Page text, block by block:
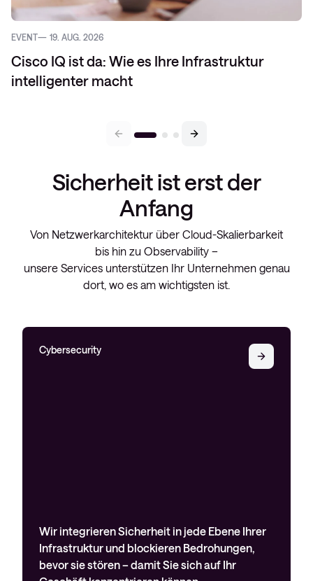
EVENT 19. AUG. 2026
Cisco IQ ist da: Wie es Ihre Infrastruktur
intelligenter macht
Sicherheit ist erst der
Anfang
Von Netzwerkarchitektur über Cloud-Skalierbarkeit
bis hin zu Observability –
unsere Services unterstützen Ihr Unternehmen genau
dort, wo es am wichtigsten ist.
Cybersecurity
Wir integrieren Sicherheit in jede Ebene Ihrer
Infrastruktur und blockieren Bedrohungen,
bevor sie stören – damit Sie sich auf Ihr